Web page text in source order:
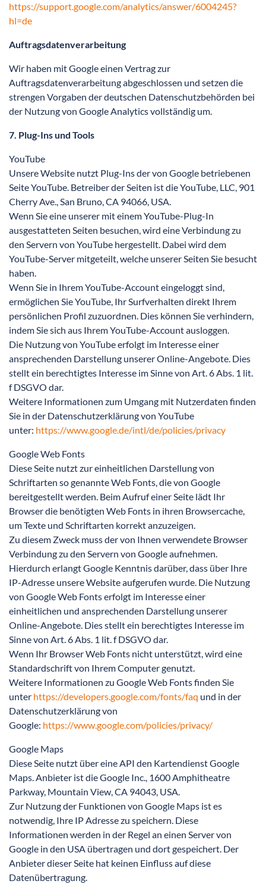
https://support.google.com/analytics/answer/6004245?
hl=de
Auftragsdatenverarbeitung
Wir haben mit Google einen Vertrag zur
Auftragsdatenverarbeitung abgeschlossen und setzen die
strengen Vorgaben der deutschen Datenschutzbehörden bei
der Nutzung von Google Analytics vollständig um.
7. Plug-Ins und Tools
YouTube
Unsere Website nutzt Plug-Ins der von Google betriebenen
Seite YouTube. Betreiber der Seiten ist die YouTube, LLC, 901
Cherry Ave., San Bruno, CA 94066, USA.
Wenn Sie eine unserer mit einem YouTube-Plug-In
ausgestatteten Seiten besuchen, wird eine Verbindung zu
den Servern von YouTube hergestellt. Dabei wird dem
YouTube-Server mitgeteilt, welche unserer Seiten Sie besucht
haben.
Wenn Sie in Ihrem YouTube-Account eingeloggt sind,
ermöglichen Sie YouTube, Ihr Surfverhalten direkt Ihrem
persönlichen Profil zuzuordnen. Dies können Sie verhindern,
indem Sie sich aus Ihrem YouTube-Account ausloggen.
Die Nutzung von YouTube erfolgt im Interesse einer
ansprechenden Darstellung unserer Online-Angebote. Dies
stellt ein berechtigtes Interesse im Sinne von Art. 6 Abs. 1 lit.
f DSGVO dar.
Weitere Informationen zum Umgang mit Nutzerdaten finden
Sie in der Datenschutzerklärung von YouTube
unter: https://www.google.de/intl/de/policies/privacy
Google Web Fonts
Diese Seite nutzt zur einheitlichen Darstellung von
Schriftarten so genannte Web Fonts, die von Google
bereitgestellt werden. Beim Aufruf einer Seite lädt Ihr
Browser die benötigten Web Fonts in ihren Browsercache,
um Texte und Schriftarten korrekt anzuzeigen.
Zu diesem Zweck muss der von Ihnen verwendete Browser
Verbindung zu den Servern von Google aufnehmen.
Hierdurch erlangt Google Kenntnis darüber, dass über Ihre
IP-Adresse unsere Website aufgerufen wurde. Die Nutzung
von Google Web Fonts erfolgt im Interesse einer
einheitlichen und ansprechenden Darstellung unserer
Online-Angebote. Dies stellt ein berechtigtes Interesse im
Sinne von Art. 6 Abs. 1 lit. f DSGVO dar.
Wenn Ihr Browser Web Fonts nicht unterstützt, wird eine
Standardschrift von Ihrem Computer genutzt.
Weitere Informationen zu Google Web Fonts finden Sie
unter https://developers.google.com/fonts/faq und in der
Datenschutzerklärung von
Google: https://www.google.com/policies/privacy/
Google Maps
Diese Seite nutzt über eine API den Kartendienst Google
Maps. Anbieter ist die Google Inc., 1600 Amphitheatre
Parkway, Mountain View, CA 94043, USA.
Zur Nutzung der Funktionen von Google Maps ist es
notwendig, Ihre IP Adresse zu speichern. Diese
Informationen werden in der Regel an einen Server von
Google in den USA übertragen und dort gespeichert. Der
Anbieter dieser Seite hat keinen Einfluss auf diese
Datenübertragung.